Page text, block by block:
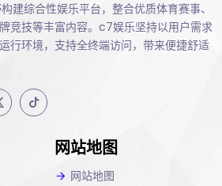
建综合性娱乐平台，整合优质体育赛事、
竞技等丰富内容。c7娱乐坚持以用户需求
行环境，支持全终端访问，带来便捷舒适
网站地图
网站地图